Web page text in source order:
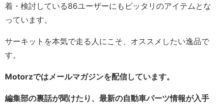
着・検討している86ユーザーにもピッタリのアイテムとな
っています。
サーキットを本気で走る人にこそ、オススメしたい逸品で
す。
Motorzではメールマガジンを配信しています。
編集部の裏話が聞けたり、最新の自動車パーツ情報が入手